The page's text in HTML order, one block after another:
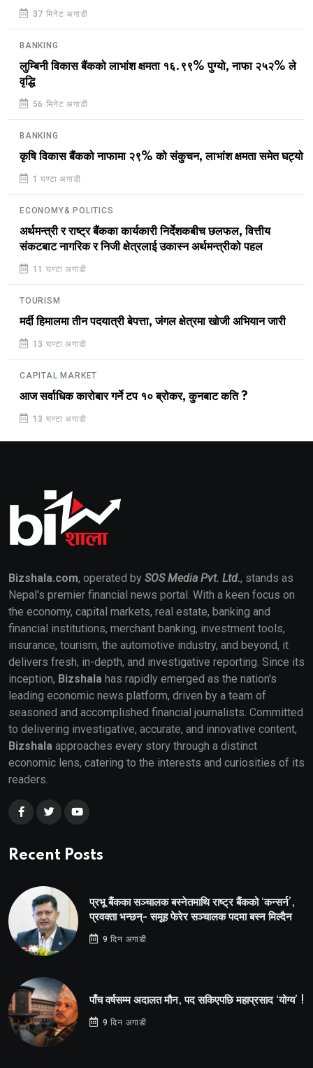
37 मिनेट अगाडी
BANKING
लुम्बिनी विकास बैंकको लाभांश क्षमता १६.९९% पुग्यो, नाफा २५२% ले
वृद्धि
56 मिनेट अगाडी
BANKING
कृषि विकास बैंकको नाफामा २९% को संकुचन, लाभांश क्षमता समेत घट्यो
1 घण्टा अगाडी
ECONOMY& POLITICS
अर्थमन्त्री र राष्ट्र बैंकका कार्यकारी निर्देशकबीच छलफल, वित्तीय
संकटबाट नागरिक र निजी क्षेत्रलाई उकास्न अर्थमन्त्रीको पहल
11 घण्टा अगाडी
TOURISM
मर्दी हिमालमा तीन पदयात्री बेपत्ता, जंगल क्षेत्रमा खोजी अभियान जारी
13 घण्टा अगाडी
CAPITAL MARKET
आज सर्वाधिक कारोबार गर्ने टप १० ब्रोकर, कुनबाट कति ?
13 घण्टा अगाडी
Bizshala.com, operated by SOS Media Pvt. Ltd., stands as
Nepal's premier financial news portal. With a keen focus on
the economy, capital markets, real estate, banking and
financial institutions, merchant banking, investment tools,
insurance, tourism, the automotive industry, and beyond, it
delivers fresh, in-depth, and investigative reporting. Since its
inception, Bizshala has rapidly emerged as the nation's
leading economic news platform, driven by a team of
seasoned and accomplished financial journalists. Committed
to delivering investigative, accurate, and innovative content,
Bizshala approaches every story through a distinct
economic lens, catering to the interests and curiosities of its
readers.
Recent Posts
प्रभू बैंकका सञ्चालक बस्नेतमाथि राष्ट्र बैंकको ‘कन्सर्न’,
प्रवक्ता भन्छन्- समूह फेरेर सञ्चालक पदमा बस्न मिल्दैन
9 दिन अगाडी
पाँच वर्षसम्म अदालत मौन, पद सकिएपछि महाप्रसाद ‘योग्य’ !
9 दिन अगाडी